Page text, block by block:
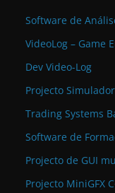
Software de
VideoLog – Game
Dev Video-Log
Projecto
Trading Systems
Software de
Projecto de GUI
Projecto MiniGFX